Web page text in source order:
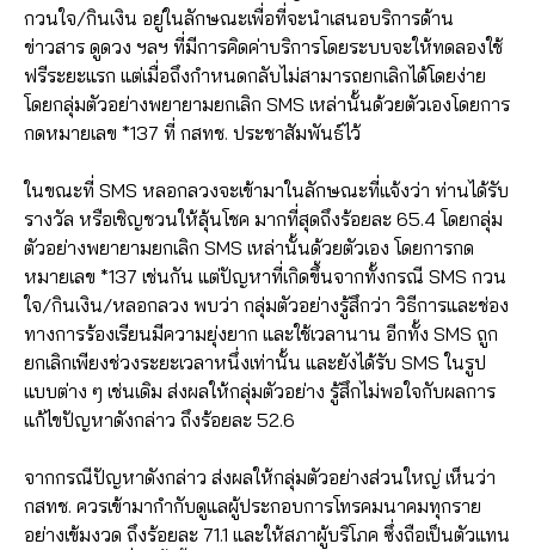
กวนใจ/กินเงิน อยู่ในลักษณะเพื่อที่จะนำเสนอบริการด้าน
ข่าวสาร ดูดวง ฯลฯ ที่มีการคิดค่าบริการโดยระบบจะให้ทดลองใช้
ฟรีระยะแรก แต่เมื่อถึงกำหนดกลับไม่สามารถยกเลิกได้โดยง่าย
โดยกลุ่มตัวอย่างพยายามยกเลิก SMS เหล่านั้นด้วยตัวเองโดยการ
กดหมายเลข *137 ที่ กสทช. ประชาสัมพันธ์ไว้
ในขณะที่ SMS หลอกลวงจะเข้ามาในลักษณะที่แจ้งว่า ท่านได้รับ
รางวัล หรือเชิญชวนให้ลุ้นโชค มากที่สุดถึงร้อยละ 65.4 โดยกลุ่ม
ตัวอย่างพยายามยกเลิก SMS เหล่านั้นด้วยตัวเอง โดยการกด
หมายเลข *137 เช่นกัน แต่ปัญหาที่เกิดขึ้นจากทั้งกรณี SMS กวน
ใจ/กินเงิน/หลอกลวง พบว่า กลุ่มตัวอย่างรู้สึกว่า วิธีการและช่อง
ทางการร้องเรียนมีความยุ่งยาก และใช้เวลานาน อีกทั้ง SMS ถูก
ยกเลิกเพียงช่วงระยะเวลาหนึ่งเท่านั้น และยังได้รับ SMS ในรูป
แบบต่าง ๆ เช่นเดิม ส่งผลให้กลุ่มตัวอย่าง รู้สึกไม่พอใจกับผลการ
แก้ไขปัญหาดังกล่าว ถึงร้อยละ 52.6
จากกรณีปัญหาดังกล่าว ส่งผลให้กลุ่มตัวอย่างส่วนใหญ่ เห็นว่า
กสทช. ควรเข้ามากำกับดูแลผู้ประกอบการโทรคมนาคมทุกราย
อย่างเข้มงวด ถึงร้อยละ 71.1 และให้สภาผู้บริโภค ซึ่งถือเป็นตัวแทน